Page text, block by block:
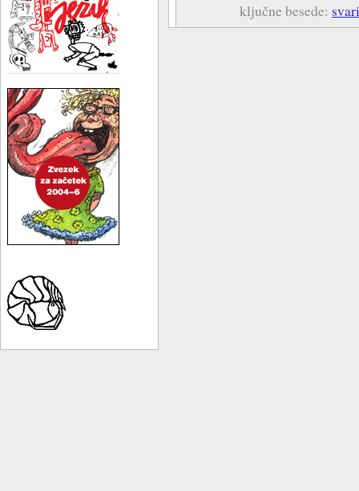
ključne besede: